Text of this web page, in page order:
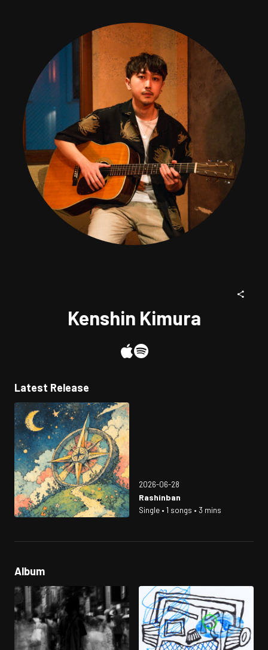
Kenshin Kimura
Latest Release
2026-06-28
Rashinban
Single • 1 songs • 3 mins
Album